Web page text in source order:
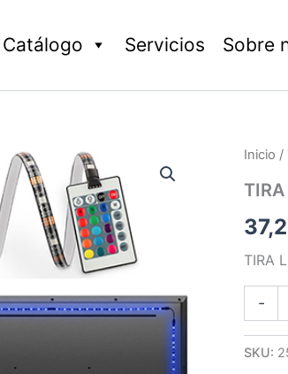
Catálogo Servicios Sobre
Inicio /
TIRA
-
TIRA
RGB
USB
TV
SKU: